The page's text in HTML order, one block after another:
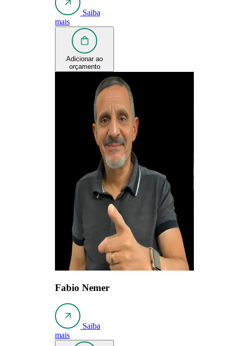
Saiba
mais
Adicionar ao
orçamento
Fabio Nemer
Saiba
mais